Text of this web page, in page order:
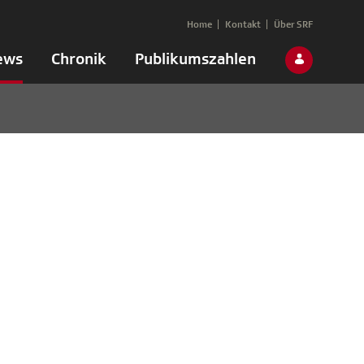
Chronik Publikumszahlen
Home Kontakt Über SRF